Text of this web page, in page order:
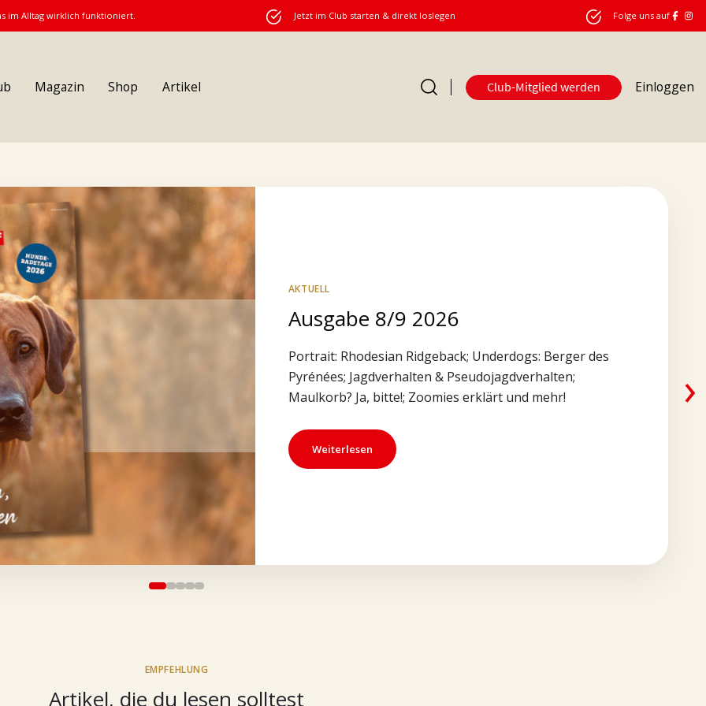
im Alltag wirklich funktioniert. Jetzt im Club starten & direkt loslegen Folge uns auf
Magazin Shop Artikel Club-Mitglied werden Einloggen
AKTUELL
Ausgabe 8/9 2026
Portrait: Rhodesian Ridgeback; Underdogs: Berger des
Pyrénées; Jagdverhalten & Pseudojagdverhalten;
Maulkorb? Ja, bitte!; Zoomies erklärt und mehr!
Weiterlesen
›
EMPFEHLUNG
Artikel, die du lesen solltest